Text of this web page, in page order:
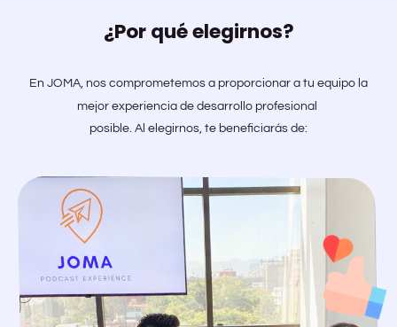
¿Por qué elegirnos?
En JOMA, nos comprometemos a proporcionar a tu equipo la
mejor experiencia de desarrollo profesional
posible. Al elegirnos, te beneficiarás de: